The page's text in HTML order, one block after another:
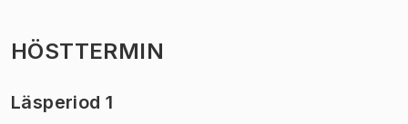
HÖSTTERMIN
Läsperiod 1